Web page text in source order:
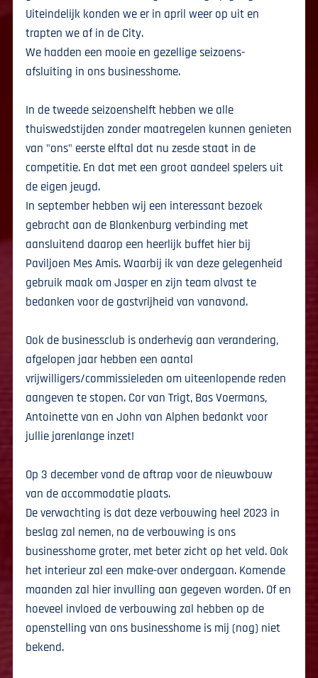
Uiteindelijk konden we er in april weer op uit en
trapten we af in de City.
We hadden een mooie en gezellige seizoens-
afsluiting in ons businesshome.
In de tweede seizoenshelft hebben we alle
thuiswedstijden zonder maatregelen kunnen genieten
van "ons" eerste elftal dat nu zesde staat in de
competitie. En dat met een groot aandeel spelers uit
de eigen jeugd.
In september hebben wij een interessant bezoek
gebracht aan de Blankenburg verbinding met
aansluitend daarop een heerlijk buffet hier bij
Paviljoen Mes Amis. Waarbij ik van deze gelegenheid
gebruik maak om Jasper en zijn team alvast te
bedanken voor de gastvrijheid van vanavond.
Ook de businessclub is onderhevig aan verandering,
afgelopen jaar hebben een aantal
vrijwilligers/commissieleden om uiteenlopende reden
aangeven te stopen. Cor van Trigt, Bas Voermans,
Antoinette van en John van Alphen bedankt voor
jullie jarenlange inzet!
Op 3 december vond de aftrap voor de nieuwbouw
van de accommodatie plaats.
De verwachting is dat deze verbouwing heel 2023 in
beslag zal nemen, na de verbouwing is ons
businesshome groter, met beter zicht op het veld. Ook
het interieur zal een make-over ondergaan. Komende
maanden zal hier invulling aan gegeven worden. Of en
hoeveel invloed de verbouwing zal hebben op de
openstelling van ons businesshome is mij (nog) niet
bekend.